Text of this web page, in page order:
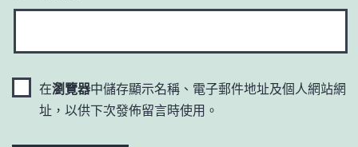
在瀏覽器中儲存顯示名稱、電子郵件地址及個人網站網
址，以供下次發佈留言時使用。